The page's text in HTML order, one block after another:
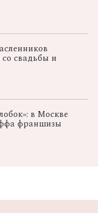
свадьбы и
в Москве
франшизы